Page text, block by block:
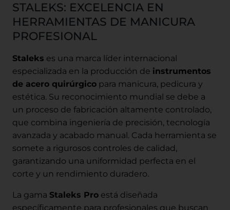
STALEKS: EXCELENCIA EN
HERRAMIENTAS DE MANICURA
PROFESIONAL
Staleks es una marca líder internacional
especializada en la producción de instrumentos
de acero quirúrgico para manicura, pedicura y
estética. Su reconocimiento mundial se debe a
un proceso de fabricación altamente controlado,
que combina ingeniería de precisión, tecnología
avanzada y acabado manual. Cada herramienta se
somete a rigurosos controles de calidad,
garantizando una uniformidad perfecta en el
corte y un rendimiento duradero.
La gama Staleks Pro está diseñada
específicamente para profesionales que buscan